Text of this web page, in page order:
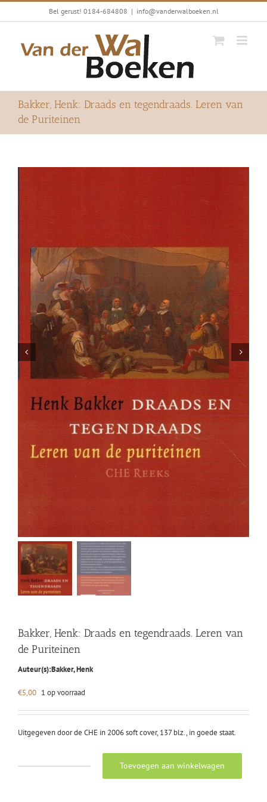
Ga
Bel gerust! 0184-684808 | info@vanderwalboeken.nl
Bakker, Henk: Draads en tegendraads. Leren van
de Puriteinen
Bakker, Henk: Draads en tegendraads. Leren van
de Puriteinen
Auteur(s):Bakker, Henk
€5,00 1 op voorraad
Uitgegeven door de CHE in 2006 soft cover, 137 blz., in goede staat.
Toevoegen aan winkelwagen